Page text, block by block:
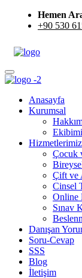
Hemen
+90 530
Anasayfa
Kurumsal
Hizmetlerimiz
Çocuk
Çift ve
Cinsel
Online
Sınav
Danışan
Soru-Cevap
SSS
Blog
İletişim